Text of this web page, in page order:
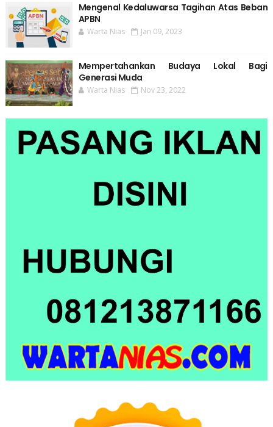
Mengenal Kedaluwarsa Tagihan Atas Beban
APBN
Warta Nias Jan 09, 2023
Mempertahankan Budaya Lokal Bagi
Generasi Muda
Warta Nias Nov 23, 2022